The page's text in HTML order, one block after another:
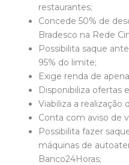
restaurantes;
Concede 50% de
Bradesco na Rede
Possibilita saque
95% do limite;
Exige renda de
Disponibiliza ofertas
Viabiliza a realização
Conta com aviso de
Possibilita fazer
máquinas de
Banco24Horas;